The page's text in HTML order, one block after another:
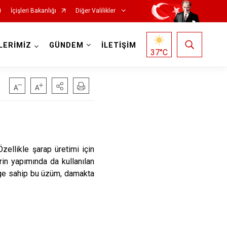
İçişleri Bakanlığı Diğer Valilikler
GÜNDEM İLETİŞİM
37°C
şarap üretimi için
yapımında da kullanılan
sahip bu üzüm, damakta